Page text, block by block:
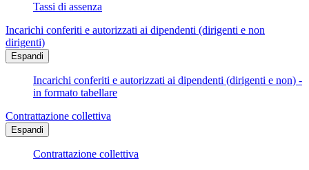
Tassi di assenza
Incarichi conferiti e autorizzati ai dipendenti (dirigenti e non
dirigenti)
Espandi
Incarichi conferiti e autorizzati ai dipendenti (dirigenti e non) -
in formato tabellare
Contrattazione collettiva
Espandi
Contrattazione collettiva